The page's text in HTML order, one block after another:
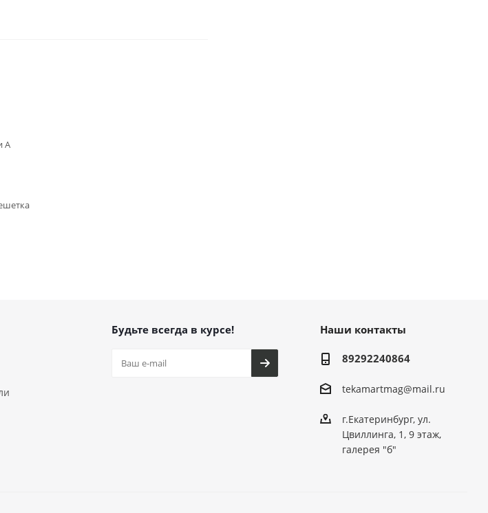
A
Будьте всегда в курсе! Наши контакты
89292240864
tekamartmag@mail.ru
г.Екатеринбург, ул.
Цвиллинга, 1, 9 этаж,
галерея "б"